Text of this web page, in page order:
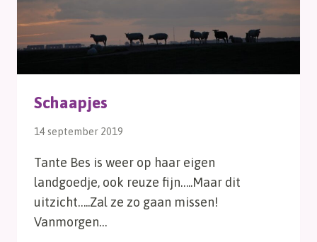
Schaapjes
14 september 2019
Tante Bes is weer op haar eigen
landgoedje, ook reuze fijn…..Maar dit
uitzicht…..Zal ze zo gaan missen!
Vanmorgen…